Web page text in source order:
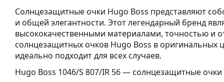
Солнцезащитные очки Hugo Boss представляют
и общей элегантности. Этот легендарный бренд
высококачественными материалами, точностью и
солнцезащитных очков Hugo Boss в оригинальных
идеально подходит для всех случаев.
Hugo Boss 1046/S 807/IR 56— солнцезащитные очки